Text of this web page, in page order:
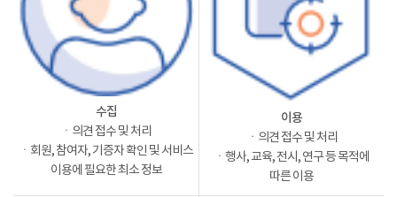
수집
ㆍ의견 접수 및 처리
ㆍ회원, 참여자, 기증자 확인 및 서비스
이용에 필요한 최소 정보
이용
ㆍ의견 접수 및 처리
ㆍ행사, 교육, 전시, 연구 등 목적에
따른 이용